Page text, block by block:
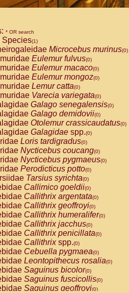
* OR search
Species(1)
Microcebus murinus(0)
Eulemur fulvus(0)
Eulemur macaco(0)
Eulemur mongoz(0)
Lemur catta(0)
Varecia variegata(0)
Galago senegalensis(0)
Galago demidovii(0)
Otolemur crassicaudatus(0)
Galagidae spp.(0)
Loris tardigradus(0)
Nycticebus coucang(0)
Nycticebus pygmaeus(0)
Perodicticus potto(0)
Tarsius syrichta(0)
Callimico goeldii(0)
Callithrix argentata(0)
Callithrix geoffroyi(0)
Callithrix humeralifer(0)
Callithrix jacchus(0)
Callithrix penicillata(0)
Callithrixspp.(0)
Cebuella pygmaea(0)
Leontopithecus rosalia(0)
Saguinus bicolor(0)
Saguinus fuscicollis(0)
Saguinus geoffroyi(0)